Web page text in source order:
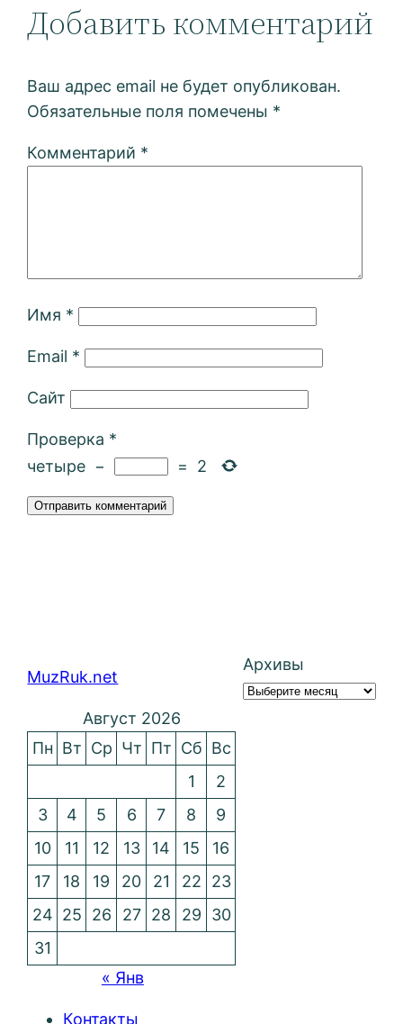
Добавить комментарий
Ваш адрес email не будет опубликован.
Обязательные поля помечены *
Комментарий *
Имя *
Email *
Сайт
Проверка *
четыре − = 2
MuzRuk.net
Архивы
Август 2026
Пн Вт Ср Чт Пт Сб Вс
1
2
3
4 5 6 7 8
9
10
11 12 13 14 15
16
17
18 19 20 21 22
23
24 25 26 27 28 29
30
31
« Янв
Контакты